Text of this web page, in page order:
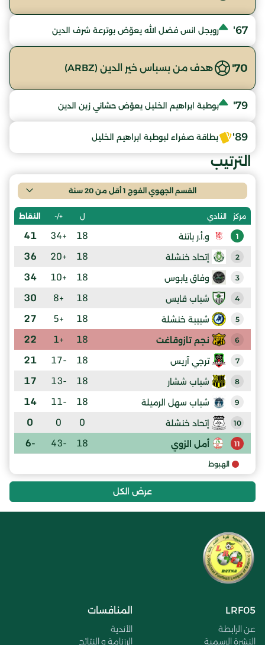
67' رويجل انس فضل الله يعوّض بوترعة شرف الدين
70' هدف من بسباس خير الدين (ARBZ)
79' بوطبة ابراهيم الخليل يعوّض حشاني زين الدين
89' بطاقة صفراء لبوطبة ابراهيم الخليل
الترتيب
القسم الجهوي الفوج 1 أقل من 20 سنة
مركز النادي ل +/- النقاط
1 و.أ.ر باتنة 18
+34
41
2 إتحاد خنشلة 18
+20
36
3 وفاق يابوس 18
+10
34
4 شباب قايس 18
+8
30
5 شبيبة خنشلة 18
+5
27
6 نجم تازوقاغت 18
+1
22
7 ترجي آريس 18
-17
21
8 شباب ششار 18
-13
17
9 شباب سهل الرميلة 18
-11
14
10 إتحاد خنشلة 0
0
0
11 أمل الزوي 18
-43
-6
الهبوط
عرض الكل
LRF05
عن الرابطة
النشرة الرسمية
المنافسات
الأندية
الرزنامة و النتائج